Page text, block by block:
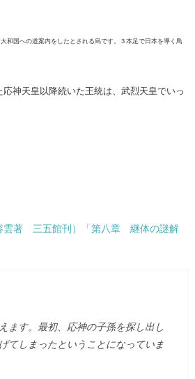
和国への道案内をしたとされる烏です。３本足で日本を導く鳥
神天皇以降続いた王統は、武烈天皇でいっ
雲著 三五館刊）「第八章 継体の謎解
ます。最初、応神の子孫を探し出し
てしまったということになっていま